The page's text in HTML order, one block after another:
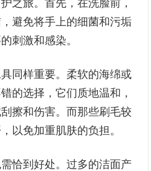
之旅。首先，在洗脸前，
避免将手上的细菌和污垢
刺激和感染。
样重要。柔软的海绵或
的选择，它们质地温和，
擦和伤害。而那些刷毛较
以免加重肌肤的负担。
到好处。过多的洁面产